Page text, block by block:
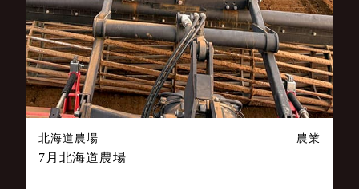
北海道農場 農業
7月北海道農場